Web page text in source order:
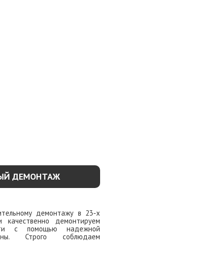
ДЕМОНТАЖ
демонтажу в 23-х
демонтируем
с помощью надежной
Строго соблюдаем